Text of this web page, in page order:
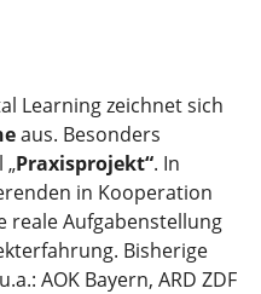
Learning zeichnet sich
aus. Besonders
„Praxisprojekt“. In
in Kooperation
reale Aufgabenstellung
Bisherige
AOK Bayern, ARD ZDF